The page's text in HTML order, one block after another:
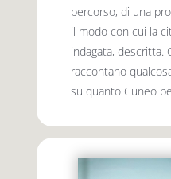
percorso, di una
il modo con cui la
indagata, descritta.
raccontano
su quanto Cuneo